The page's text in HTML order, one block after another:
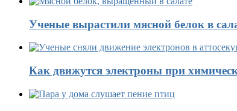
Ученые вырастили мясной белок в
Как движутся электроны при